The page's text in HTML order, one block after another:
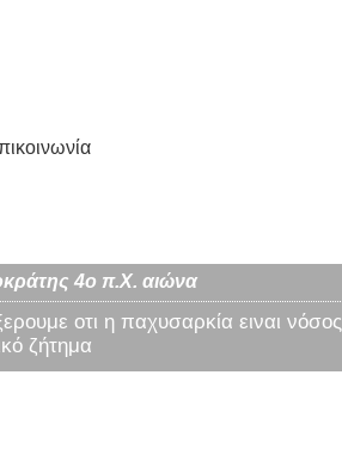
4ο π.Χ. αιώνα
οτι η παχυσαρκία ειναι νόσος
ζήτημα